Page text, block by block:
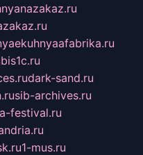
dark-sand.ru
sib-archives.ru
festival.ru
1-mus.ru